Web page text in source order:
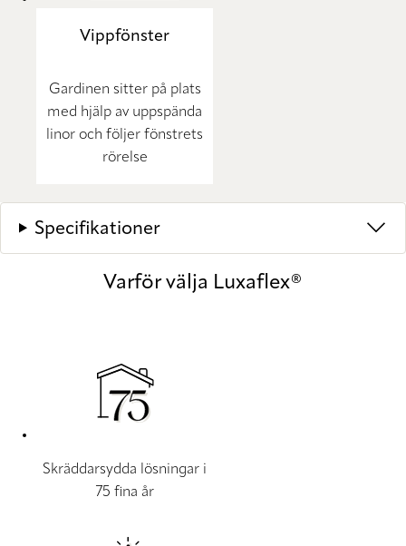
Vippfönster
Gardinen sitter på plats
med hjälp av uppspända
linor och följer fönstrets
rörelse
Specifikationer
Varför välja Luxaflex®
Skräddarsydda lösningar i
75 fina år